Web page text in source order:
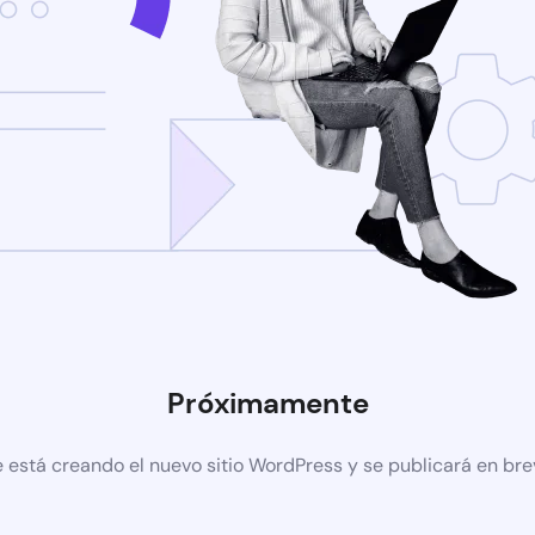
Próximamente
está creando el nuevo sitio WordPress y se publicará en